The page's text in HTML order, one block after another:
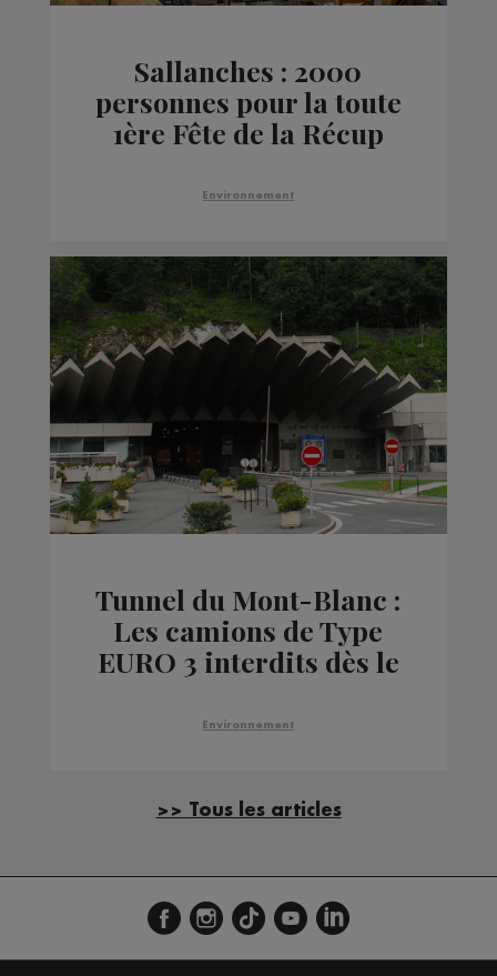
Sallanches : 2000
personnes pour la toute
1ère Fête de la Récup
Environnement
Tunnel du Mont-Blanc :
Les camions de Type
EURO 3 interdits dès le
Environnement
>> Tous les articles